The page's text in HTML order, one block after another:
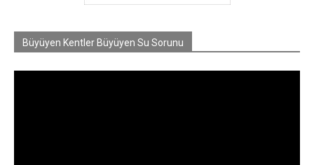
Büyüyen Kentler Büyüyen Su Sorunu